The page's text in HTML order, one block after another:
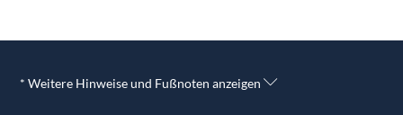
* Weitere Hinweise und Fußnoten anzeigen